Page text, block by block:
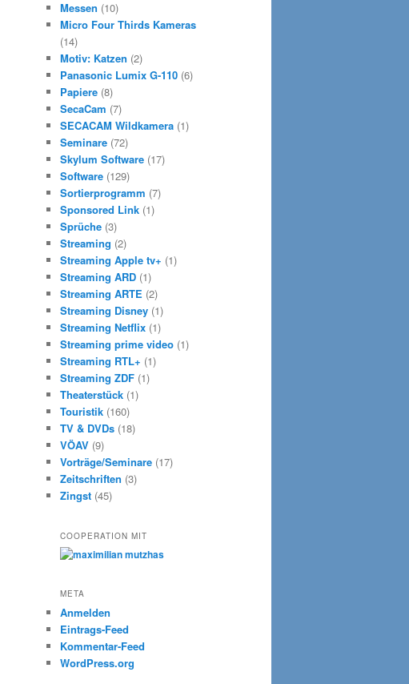
Messen (10)
Micro Four Thirds Kameras
(14)
Motiv: Katzen (2)
Panasonic Lumix G-110 (6)
Papiere (8)
SecaCam (7)
SECACAM Wildkamera (1)
Seminare (72)
Skylum Software (17)
Software (129)
Sortierprogramm (7)
Sponsored Link (1)
Sprüche (3)
Streaming (2)
Streaming Apple tv+ (1)
Streaming ARD (1)
Streaming ARTE (2)
Streaming Disney (1)
Streaming Netflix (1)
Streaming prime video (1)
Streaming RTL+ (1)
Streaming ZDF (1)
Theaterstück (1)
Touristik (160)
TV & DVDs (18)
VÖAV (9)
Vorträge/Seminare (17)
Zeitschriften (3)
Zingst (45)
COOPERATION MIT
META
Anmelden
Eintrags-Feed
Kommentar-Feed
WordPress.org